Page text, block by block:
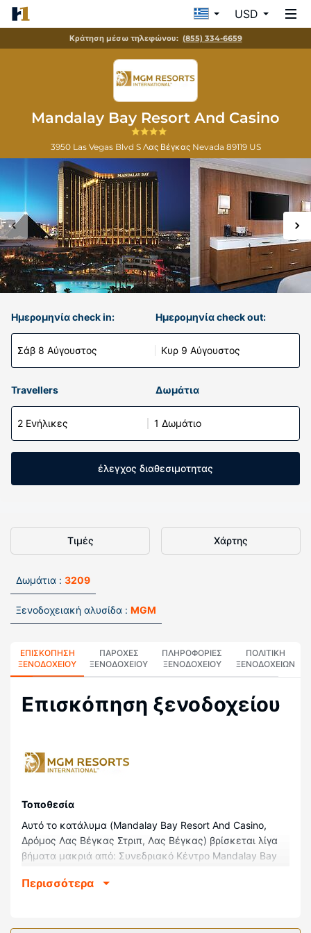
USD
Κράτηση μέσω τηλεφώνου: (855) 334-6659
Mandalay Bay Resort And Casino
3950 Las Vegas Blvd S Λας Βέγκας Nevada 89119 US
Ημερομηνία check in:
Σάβ 8 Αύγουστος
Ημερομηνία check out:
Κυρ 9 Αύγουστος
Travellers Δωμάτια
2 Ενήλικες 1 Δωμάτιο
έλεγχος διαθεσιμοτητας
Τιμές Χάρτης
Δωμάτια : 3209
Ξενοδοχειακή αλυσίδα : MGM
ΕΠΙΣΚΌΠΗΣΗ
ΞΕΝΟΔΟΧΕΊΟΥ
ΠΑΡΟΧΕΣ
ΞΕΝΟΔΟΧΕΙΟΥ
ΠΛΗΡΟΦΟΡΊΕΣ
ΞΕΝΟΔΟΧΕΊΟΥ
ΠΟΛΙΤΙΚΗ
ΞΕΝΟΔΟΧΕΊΩΝ
Επισκόπηση ξενοδοχείου
Τοποθεσία
Αυτό το κατάλυμα (Mandalay Bay Resort And Casino,
Δρόμος Λας Βέγκας Στριπ, Λας Βέγκας) βρίσκεται λίγα
βήματα μακριά από: Συνεδριακό Κέντρο Mandalay Bay
Μάνταλεϊ Μπέι. Θέρετρο4 Αυτό το παραλιακό κατάλυμα
Περισσότερα